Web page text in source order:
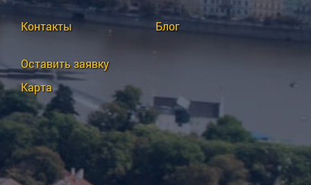
Контакты Блог
Оставить заявку
Карта